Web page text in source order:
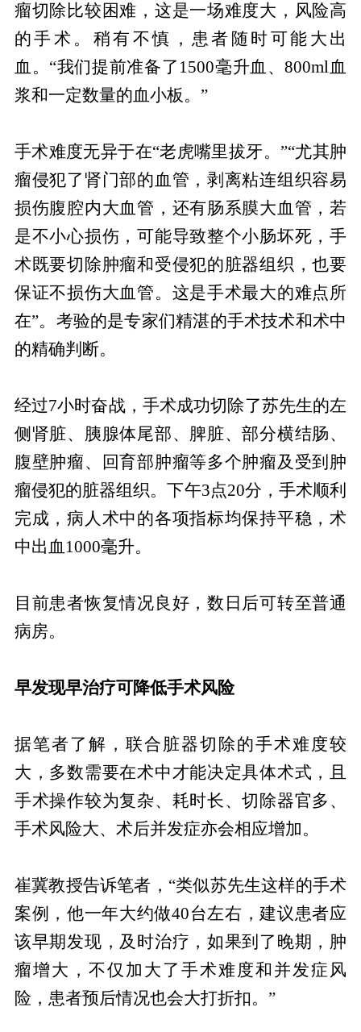
瘤切除比较困难，这是一场难度大，风险高
的手术。稍有不慎，患者随时可能大出
血。“我们提前准备了1500毫升血、800ml血
浆和一定数量的血小板。”
手术难度无异于在“老虎嘴里拔牙。”“尤其肿
瘤侵犯了肾门部的血管，剥离粘连组织容易
损伤腹腔内大血管，还有肠系膜大血管，若
是不小心损伤，可能导致整个小肠坏死，手
术既要切除肿瘤和受侵犯的脏器组织，也要
保证不损伤大血管。这是手术最大的难点所
在”。考验的是专家们精湛的手术技术和术中
的精确判断。
经过7小时奋战，手术成功切除了苏先生的左
侧肾脏、胰腺体尾部、脾脏、部分横结肠、
腹壁肿瘤、回育部肿瘤等多个肿瘤及受到肿
瘤侵犯的脏器组织。下午3点20分，手术顺利
完成，病人术中的各项指标均保持平稳，术
中出血1000毫升。
目前患者恢复情况良好，数日后可转至普通
病房。
早发现早治疗可降低手术风险
据笔者了解，联合脏器切除的手术难度较
大，多数需要在术中才能决定具体术式，且
手术操作较为复杂、耗时长、切除器官多、
手术风险大、术后并发症亦会相应增加。
崔冀教授告诉笔者，“类似苏先生这样的手术
案例，他一年大约做40台左右，建议患者应
该早期发现，及时治疗，如果到了晚期，肿
瘤增大，不仅加大了手术难度和并发症风
险，患者预后情况也会大打折扣。”